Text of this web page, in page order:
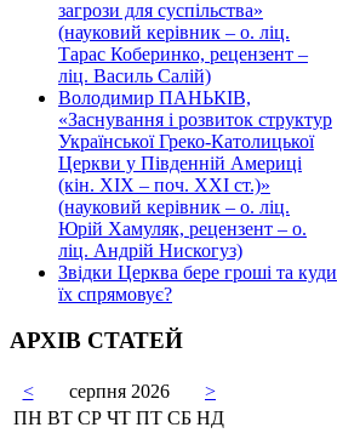
загрози для суспільства»
(науковий керівник – о. ліц.
Тарас Коберинко, рецензент –
ліц. Василь Салій)
Володимир ПАНЬКІВ,
«Заснування і розвиток структур
Української Греко-Католицької
Церкви у Південній Америці
(кін. ХІХ – поч. ХХІ ст.)»
(науковий керівник – о. ліц.
Юрій Хамуляк, рецензент – о.
ліц. Андрій Нискогуз)
Звідки Церква бере гроші та куди
їх спрямовує?
АРХІВ СТАТЕЙ
< серпня 2026
>
ПН ВТ СР ЧТ ПТ СБ НД